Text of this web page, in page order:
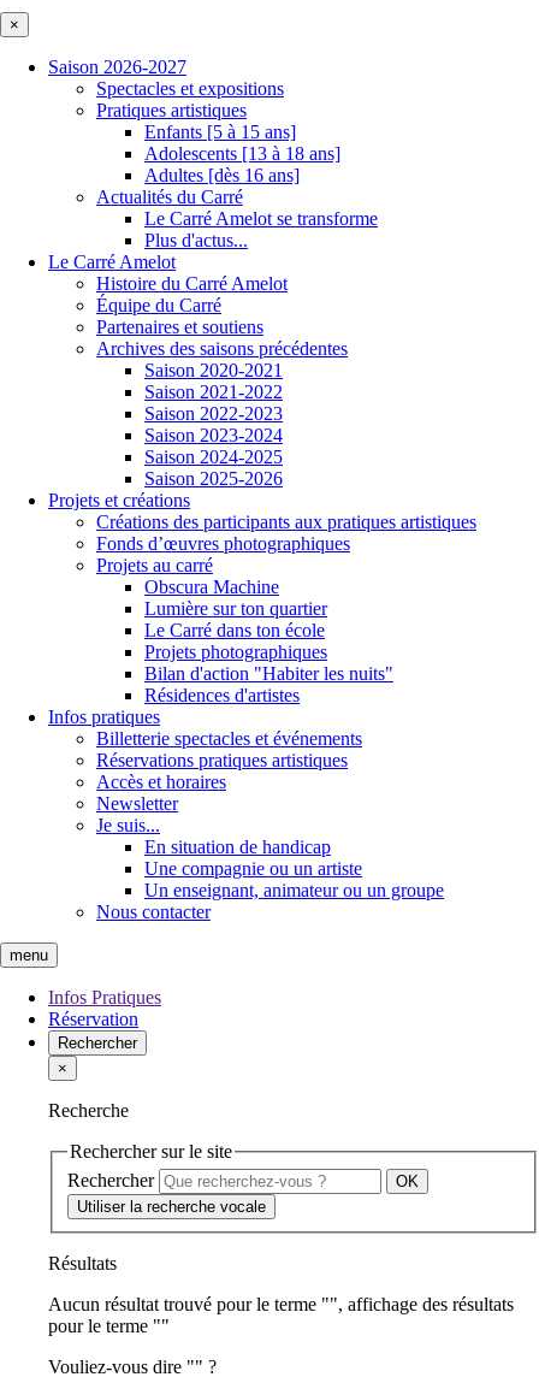
×
Saison 2026-2027
Spectacles et expositions
Pratiques artistiques
Enfants [5 à 15 ans]
Adolescents [13 à 18 ans]
Adultes [dès 16 ans]
Actualités du Carré
Le Carré Amelot se transforme
Plus d'actus...
Le Carré Amelot
Histoire du Carré Amelot
Équipe du Carré
Partenaires et soutiens
Archives des saisons précédentes
Saison 2020-2021
Saison 2021-2022
Saison 2022-2023
Saison 2023-2024
Saison 2024-2025
Saison 2025-2026
Projets et créations
Créations des participants aux pratiques artistiques
Fonds d’œuvres photographiques
Projets au carré
Obscura Machine
Lumière sur ton quartier
Le Carré dans ton école
Projets photographiques
Bilan d'action "Habiter les nuits"
Résidences d'artistes
Infos pratiques
Billetterie spectacles et événements
Réservations pratiques artistiques
Accès et horaires
Newsletter
Je suis...
En situation de handicap
Une compagnie ou un artiste
Un enseignant, animateur ou un groupe
Nous contacter
menu
Infos Pratiques
Réservation
Rechercher
×
Recherche
Rechercher sur le site
Rechercher
Utiliser la recherche vocale
Résultats
Aucun résultat trouvé pour le terme "", affichage des résultats
pour le terme ""
Vouliez-vous dire "" ?